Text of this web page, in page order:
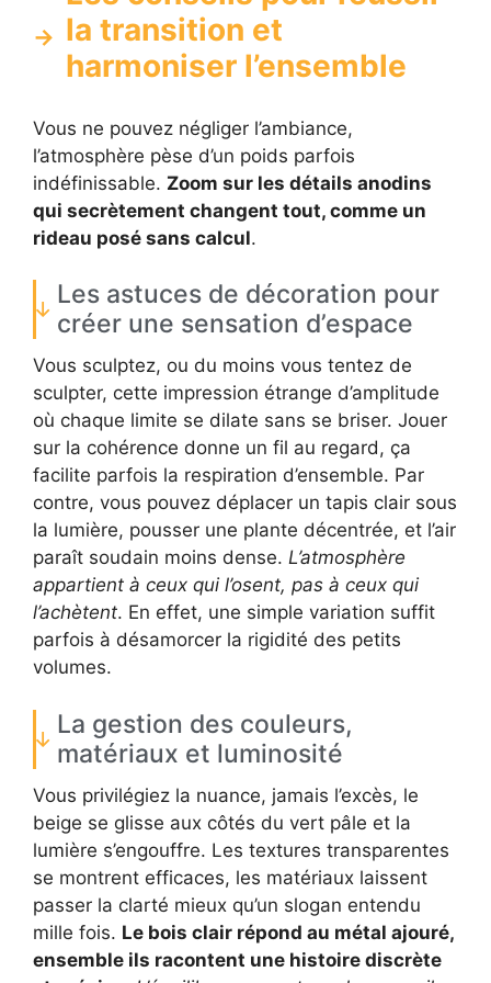
la transition et
harmoniser l’ensemble
Vous ne pouvez négliger l’ambiance,
l’atmosphère pèse d’un poids parfois
indéfinissable. Zoom sur les détails anodins
qui secrètement changent tout, comme un
rideau posé sans calcul.
Les astuces de décoration pour
créer une sensation d’espace
Vous sculptez, ou du moins vous tentez de
sculpter, cette impression étrange d’amplitude
où chaque limite se dilate sans se briser. Jouer
sur la cohérence donne un fil au regard, ça
facilite parfois la respiration d’ensemble. Par
contre, vous pouvez déplacer un tapis clair sous
la lumière, pousser une plante décentrée, et l’air
paraît soudain moins dense. L’atmosphère
appartient à ceux qui l’osent, pas à ceux qui
l’achètent. En effet, une simple variation suffit
parfois à désamorcer la rigidité des petits
volumes.
La gestion des couleurs,
matériaux et luminosité
Vous privilégiez la nuance, jamais l’excès, le
beige se glisse aux côtés du vert pâle et la
lumière s’engouffre. Les textures transparentes
se montrent efficaces, les matériaux laissent
passer la clarté mieux qu’un slogan entendu
mille fois. Le bois clair répond au métal ajouré,
ensemble ils racontent une histoire discrète